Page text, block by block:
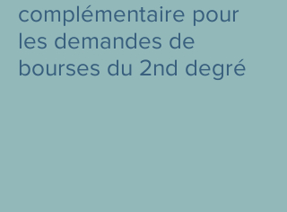
complémentaire pour
les demandes de
bourses du 2nd degré